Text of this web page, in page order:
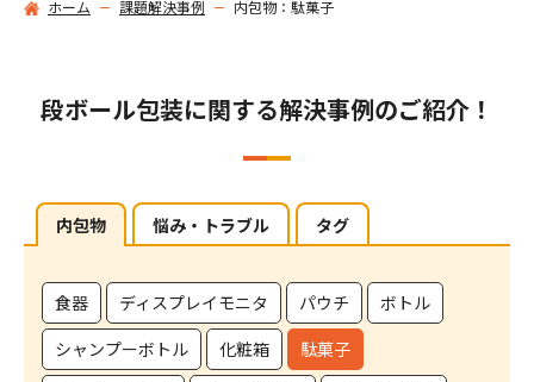
ホーム 課題解決事例 内包物：駄菓子
段ボール包装に関する解決事例のご紹介！
内包物 悩み・トラブル タグ
食器 ディスプレイモニタ パウチ
ボトル
シャンプーボトル
化粧箱
駄菓子